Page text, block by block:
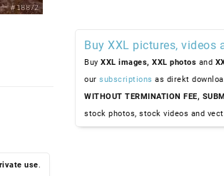
use.
Buy XXL pictures,
Buy XXL images, XXL photos and
our subscriptions as direkt
WITHOUT TERMINATION FEE,
stock photos, stock videos and